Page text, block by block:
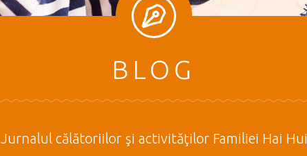
BLOG
Jurnalul călătoriilor şi activităţilor Familiei Hai Hui